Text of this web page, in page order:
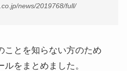
news/2019768/full/
ことを知らない方のため
をまとめました。